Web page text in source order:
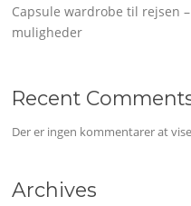
Capsule wardrobe til rejsen
muligheder
Recent
Der er ingen kommentarer at
Archives